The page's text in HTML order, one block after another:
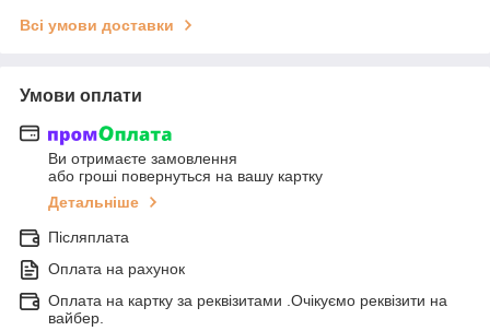
Всі умови доставки
Умови оплати
Ви отримаєте замовлення
або гроші повернуться на вашу картку
Детальніше
Післяплата
Оплата на рахунок
Оплата на картку за реквізитами .Очікуємо реквізити на
вайбер.